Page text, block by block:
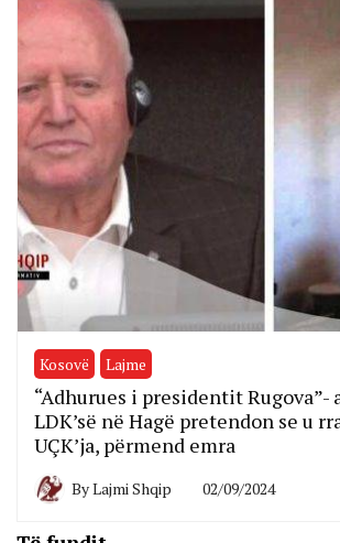
Kosovë Lajme
“Adhurues i presidentit
LDK’së në Hagë pretendon se u
UÇK’ja, përmend emra
ByLajmi Shqip 02/09/2024